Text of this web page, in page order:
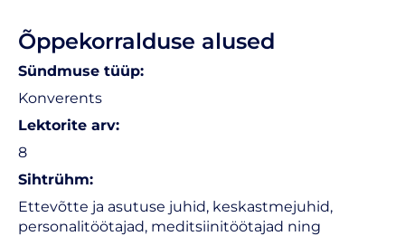
Õppekorralduse alused
Sündmuse tüüp:
Konverents
Lektorite arv:
8
Sihtrühm:
Ettevõtte ja asutuse juhid, keskastmejuhid,
personalitöötajad, meditsiinitöötajad ning